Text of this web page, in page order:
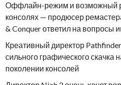
Оффлайн-режим и возможный
консолях — продюсер
& Conquer ответил на вопросы
Креативный директор
сильного графического скачка
поколении консолей